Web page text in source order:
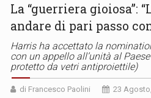
La “guerriera gioiosa”:
andare di pari passo
Harris ha accettato la
con un appello all’unità al
protetto da vetri antiproiettile)
di Francesco Paolini 23